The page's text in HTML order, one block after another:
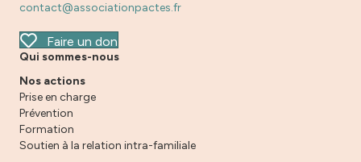
contact@associationpactes.fr
Faire un don
Qui sommes-nous
Nos actions
Prise en charge
Prévention
Formation
Soutien à la relation intra-familiale